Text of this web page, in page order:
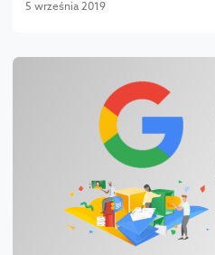
5 września 2019